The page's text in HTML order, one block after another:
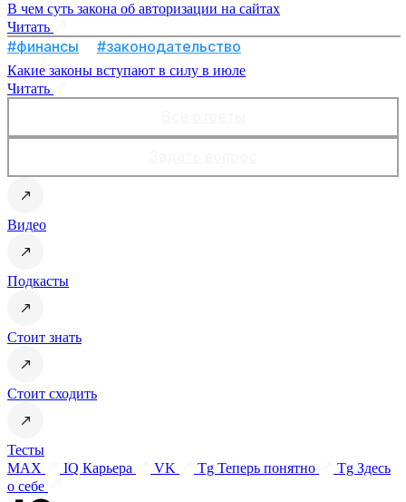
В чем суть закона об авторизации на сайтах
Читать
#финансы #законодательство
Какие законы вступают в силу в июле
Читать
Видео
Подкасты
Стоит знать
Стоит сходить
Тесты
MAX
IQ Карьера VK Tg Теперь понятно
Tg Здесь
о себе